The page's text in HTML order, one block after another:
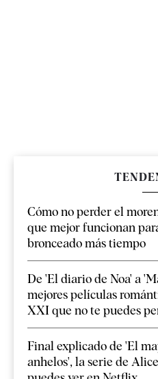
Cómo no perder el
que mejor funcionan
bronceado más tiempo
De 'El diario de Noa' a
mejores películas
XXI que no te puedes
Final explicado de 'El
anhelos', la serie de